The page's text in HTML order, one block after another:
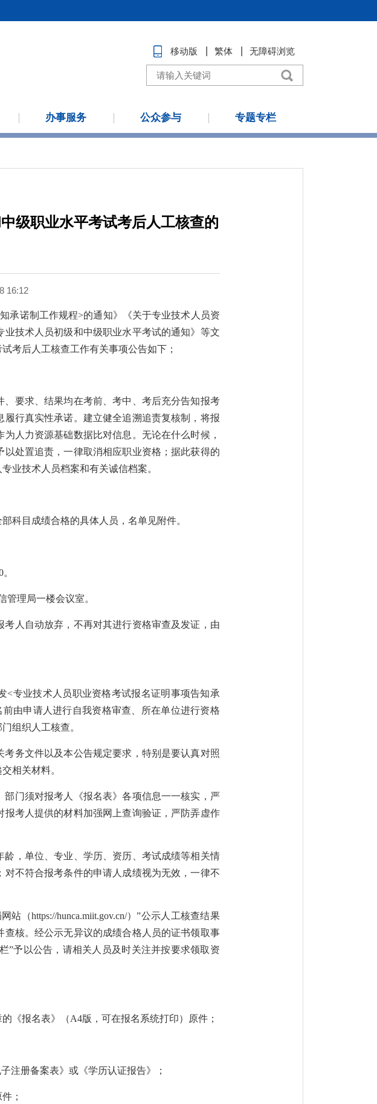
移动版 繁体 无障碍浏览
办事服务 公众参与 专题专栏
级职业水平考试考后人工核查的
16:12
承诺制工作规程>的通知》《关于专业技术人员资
技术人员初级和中级职业水平考试的通知》等文
考后人工核查工作有关事项公告如下；
要求、结果均在考前、考中、考后充分告知报考
行真实性承诺。建立健全追溯追责复核制，将报
人力资源基础数据比对信息。无论在什么时候，
处置追责，一律取消相应职业资格；据此获得的
业技术人员档案和有关诚信档案。
科目成绩合格的具体人员，名单见附件。
管理局一楼会议室。
人自动放弃，不再对其进行资格审查及发证，由
<专业技术人员职业资格考试报名证明事项告知承
由申请人进行自我资格审查、所在单位进行资格
组织人工核查。
考务文件以及本公告规定要求，特别是要认真对照
相关材料。
部门须对报考人《报名表》各项信息一一核实，严
考人提供的材料加强网上查询验证，严防弄虚作
龄，单位、专业、学历、资历、考试成绩等相关情
不符合报考条件的申请人成绩视为无效，一律不
（https://hunca.miit.gov.cn/）”公示人工核查结果
核。经公示无异议的成绩合格人员的证书领取事
”予以公告，请相关人员及时关注并按要求领取资
《报名表》（A4版，可在报名系统打印）原件；
注册备案表》或《学历认证报告》；
；